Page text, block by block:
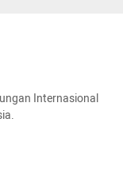
Internasional